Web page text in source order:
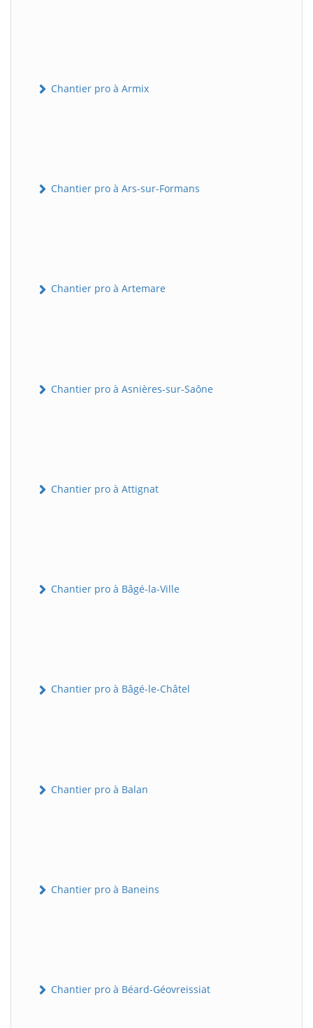
Chantier pro à Armix
Chantier pro à Ars-sur-Formans
Chantier pro à Artemare
Chantier pro à Asnières-sur-Saône
Chantier pro à Attignat
Chantier pro à Bâgé-la-Ville
Chantier pro à Bâgé-le-Châtel
Chantier pro à Balan
Chantier pro à Baneins
Chantier pro à Béard-Géovreissiat